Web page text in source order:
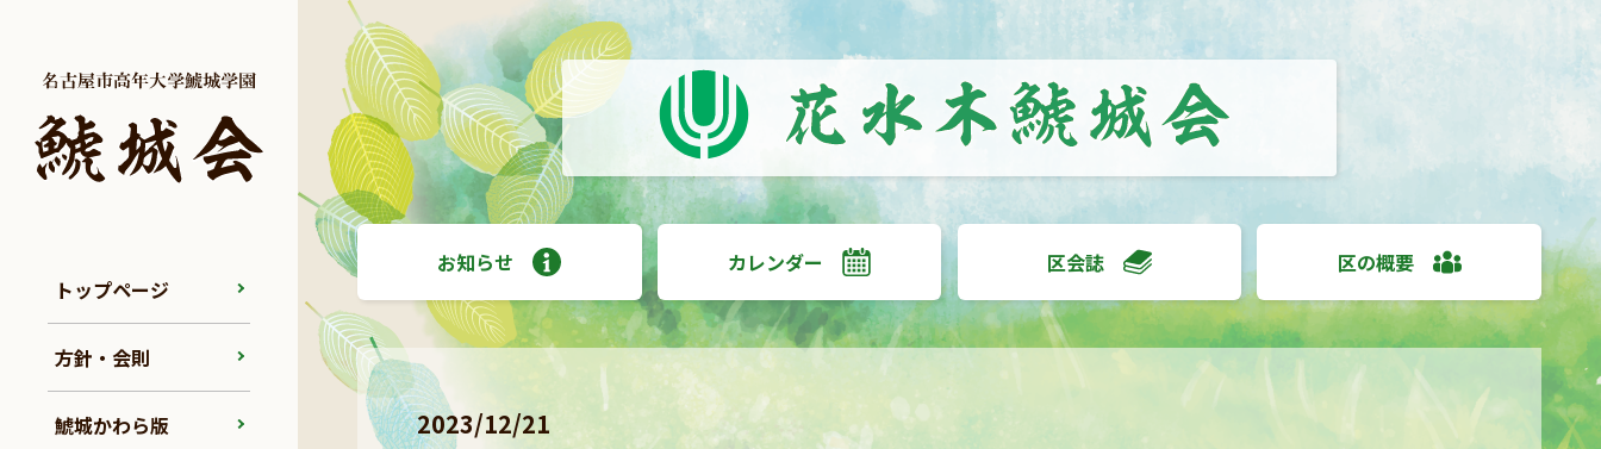
トップページ
方針・会則
鯱城かわら版
お知らせ カレンダー 区会誌 区の概要
2023/12/21